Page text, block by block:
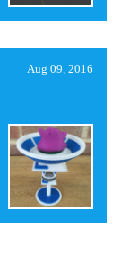
Aug 09, 2016